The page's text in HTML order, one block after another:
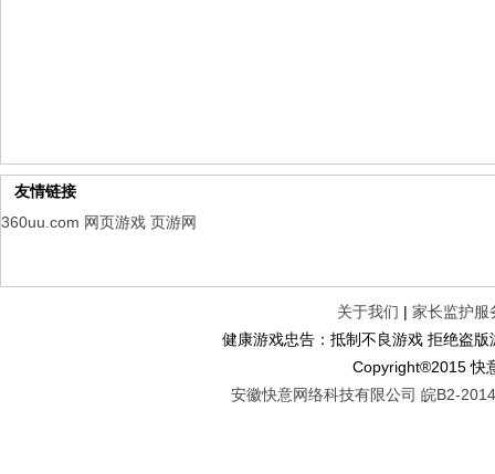
友情链接
360uu.com 网页游戏 页游网
关于我们 | 家长监护服
健康游戏忠告：抵制不良游戏 拒绝盗
Copyright®2015 快
安徽快意网络科技有限公司 皖B2-